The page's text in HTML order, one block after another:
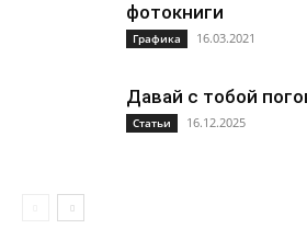
фотокниги
Графика 16.03.2021
Давай с тобой
Статьи 16.12.2025